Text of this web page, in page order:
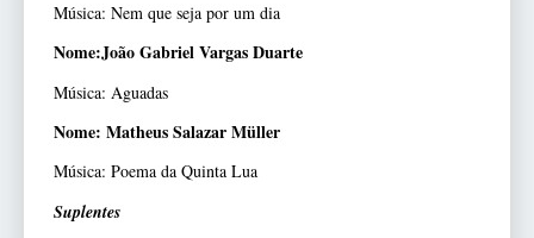
Música: Nem que seja por um dia
Nome:João Gabriel Vargas Duarte
Música: Aguadas
Nome: Matheus Salazar Müller
Música: Poema da Quinta Lua
Suplentes